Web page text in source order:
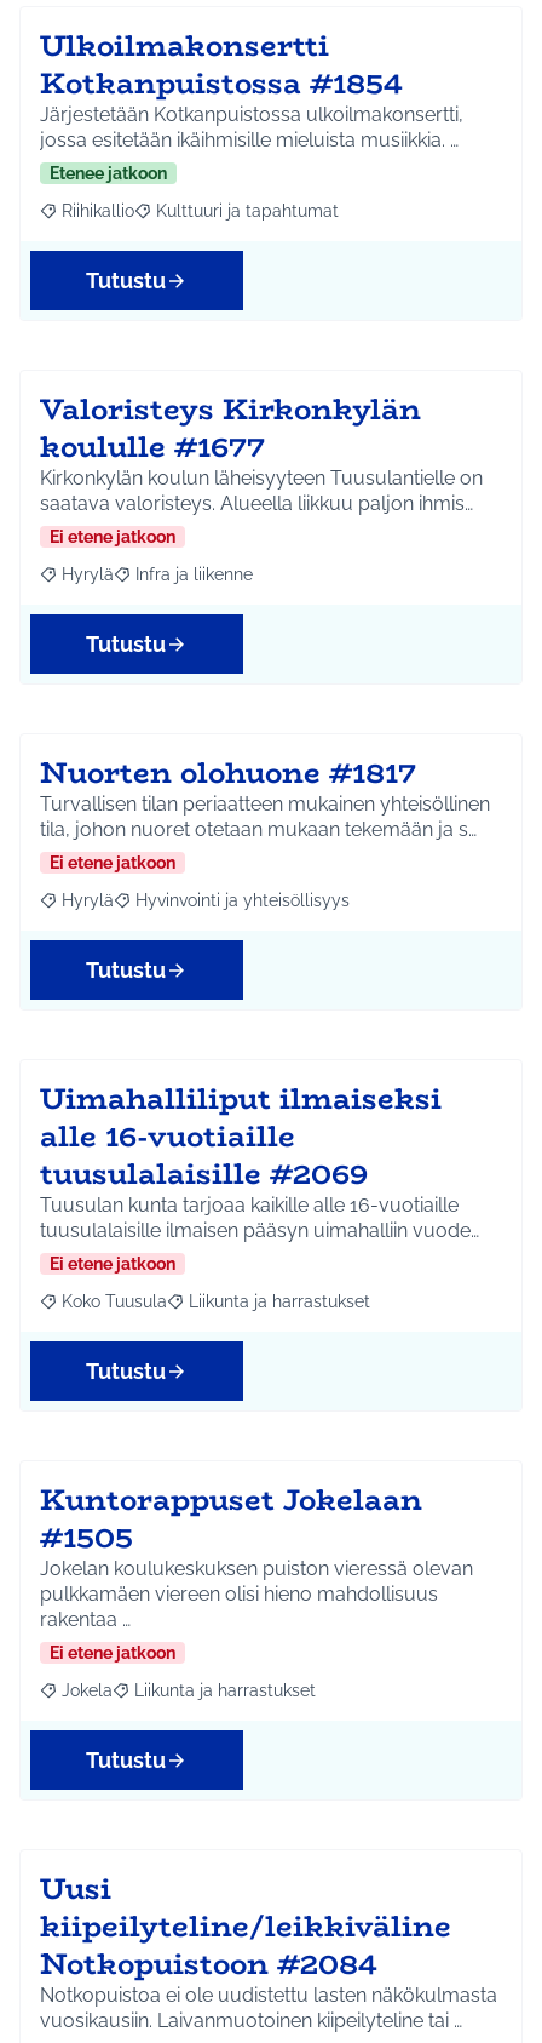
Ulkoilmakonsertti
Kotkanpuistossa #1854
Järjestetään Kotkanpuistossa ulkoilmakonsertti,
jossa esitetään ikäihmisille mieluista musiikkia. …
Etenee jatkoon
Rajaa tulokset aihepiirin mukaan: Riihikallio
Riihikallio Rajaa tulokset teeman mukaan: Kulttuuri ja
Kulttuuri ja tapahtumat
Tutustu
Valoristeys Kirkonkylän
koululle #1677
Kirkonkylän koulun läheisyyteen Tuusulantielle on
saatava valoristeys. Alueella liikkuu paljon ihmis…
Ei etene jatkoon
Rajaa tulokset aihepiirin mukaan: Hyrylä
Hyrylä Rajaa tulokset teeman mukaan: Infra ja liikenne
Infra ja liikenne
Tutustu
Nuorten olohuone #1817
Turvallisen tilan periaatteen mukainen yhteisöllinen
tila, johon nuoret otetaan mukaan tekemään ja s…
Ei etene jatkoon
Rajaa tulokset aihepiirin mukaan: Hyrylä
Hyrylä Rajaa tulokset teeman mukaan: Hyvinvointi ja
Hyvinvointi ja yhteisöllisyys
Tutustu
Uimahalliliput ilmaiseksi
alle 16-vuotiaille
tuusulalaisille #2069
Tuusulan kunta tarjoaa kaikille alle 16-vuotiaille
tuusulalaisille ilmaisen pääsyn uimahalliin vuode…
Ei etene jatkoon
Rajaa tulokset aihepiirin mukaan: Koko Tuusula
Koko Tuusula Rajaa tulokset teeman mukaan: Liikunta ja
Liikunta ja harrastukset
Tutustu
Kuntorappuset Jokelaan
#1505
Jokelan koulukeskuksen puiston vieressä olevan
pulkkamäen viereen olisi hieno mahdollisuus
rakentaa …
Ei etene jatkoon
Rajaa tulokset aihepiirin mukaan: Jokela
Jokela Rajaa tulokset teeman mukaan: Liikunta ja
Liikunta ja harrastukset
Tutustu
Uusi
kiipeilyteline/leikkiväline
Notkopuistoon #2084
Notkopuistoa ei ole uudistettu lasten näkökulmasta
vuosikausiin. Laivanmuotoinen kiipeilyteline tai …